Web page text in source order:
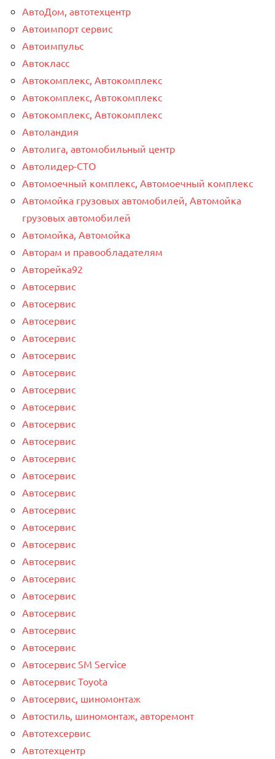
АвтоДом, автотехцентр
Автоимпорт сервис
Автоимпульс
Автокласс
Автокомплекс, Автокомплекс
Автокомплекс, Автокомплекс
Автокомплекс, Автокомплекс
Автоландия
Автолига, автомобильный центр
Автолидер-СТО
Автомоечный комплекс, Автомоечный комплекс
Автомойка грузовых автомобилей, Автомойка
грузовых автомобилей
Автомойка, Автомойка
Авторам и правообладателям
Авторейка92
Автосервис
Автосервис
Автосервис
Автосервис
Автосервис
Автосервис
Автосервис
Автосервис
Автосервис
Автосервис
Автосервис
Автосервис
Автосервис
Автосервис
Автосервис
Автосервис
Автосервис
Автосервис
Автосервис
Автосервис
Автосервис
Автосервис
Автосервис SM Service
Автосервис Toyota
Автосервис, шиномонтаж
Автостиль, шиномонтаж, авторемонт
Автотехсервис
Автотехцентр